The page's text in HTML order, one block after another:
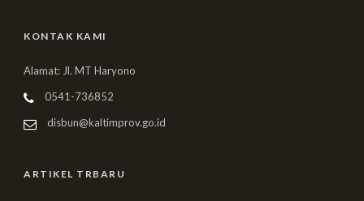
KONTAK KAMI
Alamat: Jl. MT Haryono
0541-736852
disbun@kaltimprov.go.id
ARTIKEL TRBARU